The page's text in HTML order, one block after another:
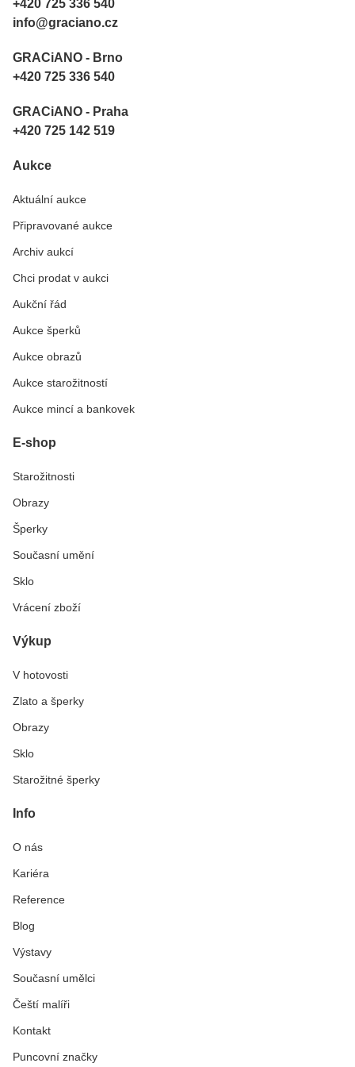
+420 725 336 540
info@graciano.cz
GRACiANO - Brno
+420 725 336 540
GRACiANO - Praha
+420 725 142 519
Aukce
Aktuální aukce
Připravované aukce
Archiv aukcí
Chci prodat v aukci
Aukční řád
Aukce šperků
Aukce obrazů
Aukce starožitností
Aukce mincí a bankovek
E-shop
Starožitnosti
Obrazy
Šperky
Současní umění
Sklo
Vrácení zboží
Výkup
V hotovosti
Zlato a šperky
Obrazy
Sklo
Starožitné šperky
Info
O nás
Kariéra
Reference
Blog
Výstavy
Současní umělci
Čeští malíři
Kontakt
Puncovní značky